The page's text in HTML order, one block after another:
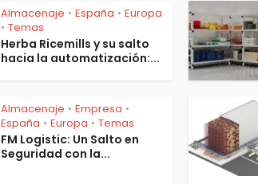
Almacenaje • España • Europa
• Temas
Herba Ricemills y su salto
hacia la automatización:...
Almacenaje • Empresa •
España • Europa • Temas
FM Logistic: Un Salto en
Seguridad con la...